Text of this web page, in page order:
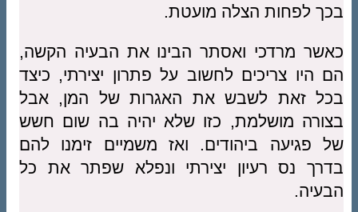
בכך לפחות הצלה מועטת.
כאשר מרדכי ואסתר הבינו את הבעיה הקשה,
הם היו צריכים לחשוב על פתרון יצירתי, כיצד
בכל זאת לשבש את האגרות של המן, אבל
בצורה מושלמת, כזו שלא יהיה בה שום חשש
של פגיעה ביהודים. ואז משמיים זימנו להם
בדרך נס רעיון יצירתי ונפלא שפתר את כל
הבעיה.